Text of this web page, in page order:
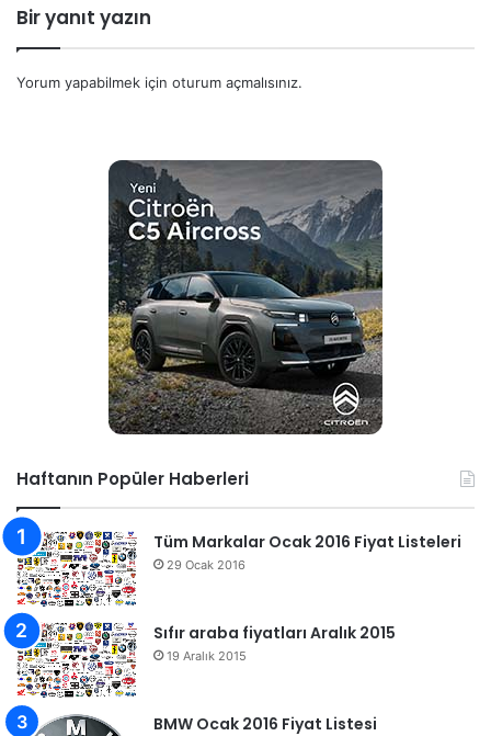
Bir yanıt yazın
Yorum yapabilmek için oturum açmalısınız.
Haftanın Popüler Haberleri
Tüm Markalar Ocak 2016 Fiyat Listeleri
29 Ocak 2016
Sıfır araba fiyatları Aralık 2015
19 Aralık 2015
BMW Ocak 2016 Fiyat Listesi